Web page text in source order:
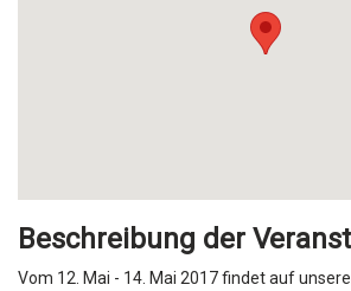
Beschreibung der
Vom 12 . Mai - 14. Mai 2017findet auf